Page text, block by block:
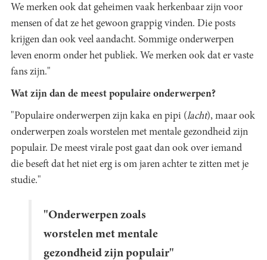
We merken ook dat geheimen vaak herkenbaar zijn voor
mensen of dat ze het gewoon grappig vinden. Die posts
krijgen dan ook veel aandacht. Sommige onderwerpen
leven enorm onder het publiek. We merken ook dat er vaste
fans zijn."
Wat zijn dan de meest populaire onderwerpen?
"Populaire onderwerpen zijn kaka en pipi (lacht), maar ook
onderwerpen zoals worstelen met mentale gezondheid zijn
populair. De meest virale post gaat dan ook over iemand
die beseft dat het niet erg is om jaren achter te zitten met je
studie."
"Onderwerpen zoals
worstelen met mentale
gezondheid zijn populair"